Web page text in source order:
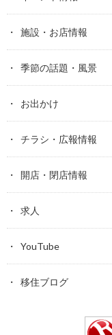
施設・お店情報
季節の話題・風景
お出かけ
チラシ・広報情報
開店・閉店情報
求人
YouTube
移住ブログ